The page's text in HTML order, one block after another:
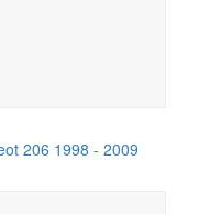
206 1998 - 2009